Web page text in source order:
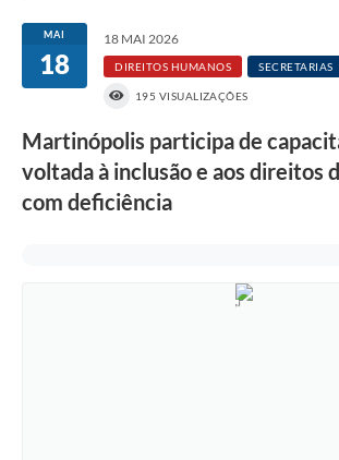
Secretarias
Serviços Online
LEIS MUNICIPAIS
FORMULÁRIOS
MAI
18
18 MAI 2026
DIREITOS HUMANOS SECRETARIAS
195 VISUALIZAÇÕES
Martinópolis participa de
voltada à inclusão e aos direitos
com deficiência